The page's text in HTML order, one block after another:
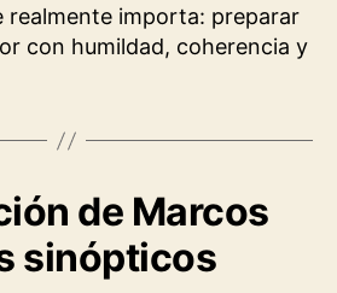
realmente importa: preparar
con humildad, coherencia y
de Marcos
sinópticos